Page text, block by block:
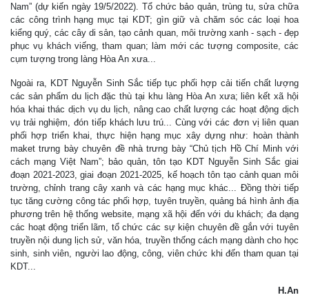
Nam” (dự kiến ngày 19/5/2022). Tổ chức bảo quản, trùng tu, sửa chữa
các công trình hạng mục tại KDT; gìn giữ và chăm sóc các loại hoa
kiểng quý, các cây di sản, tạo cảnh quan, môi trường xanh - sạch - đẹp
phục vụ khách viếng, tham quan; làm mới các tượng composite, các
cụm tượng trong làng Hòa An xưa...
Ngoài ra, KDT Nguyễn Sinh Sắc tiếp tục phối hợp cải tiến chất lượng
các sản phẩm du lịch đặc thù tại khu làng Hòa An xưa; liên kết xã hội
hóa khai thác dịch vụ du lịch, nâng cao chất lượng các hoạt động dịch
vụ trải nghiệm, đón tiếp khách lưu trú... Cùng với các đơn vị liên quan
phối hợp triển khai, thực hiện hạng mục xây dựng như: hoàn thành
maket trưng bày chuyên đề nhà trưng bày “Chủ tịch Hồ Chí Minh với
cách mạng Việt Nam”; bảo quản, tôn tạo KDT Nguyễn Sinh Sắc giai
đoạn 2021-2023, giai đoạn 2021-2025, kế hoạch tôn tạo cảnh quan môi
trường, chỉnh trang cây xanh và các hạng mục khác... Đồng thời tiếp
tục tăng cường công tác phối hợp, tuyên truyền, quảng bá hình ảnh địa
phương trên hệ thống website, mạng xã hội đến với du khách; đa dạng
các hoạt động triển lãm, tổ chức các sự kiện chuyên đề gắn với tuyên
truyền nội dung lịch sử, văn hóa, truyền thống cách mạng dành cho học
sinh, sinh viên, người lao động, công, viên chức khi đến tham quan tại
KDT...
H.An